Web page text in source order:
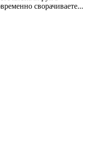
сворачиваете...